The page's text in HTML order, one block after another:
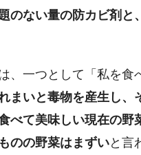
のない量の防カビ剤
、一つとして「私を食
まいと毒物を産生し、
べて美味しい現在の野
のの野菜はまずいと言